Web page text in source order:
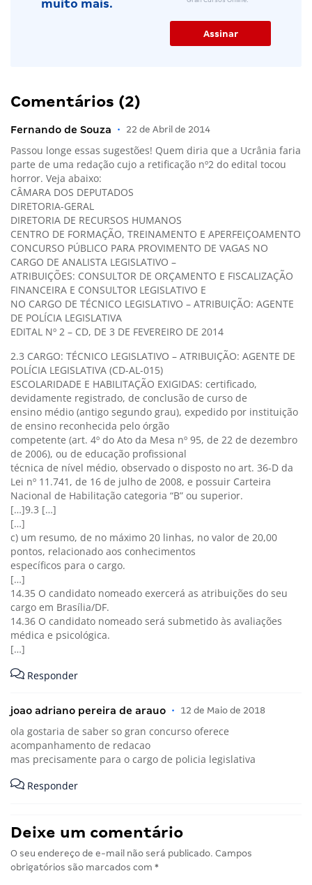
muito mais.
Comentários (2)
Fernando de Souza • 22 de Abril de 2014
Passou longe essas sugestões! Quem diria que a Ucrânia faria
parte de uma redação cujo a retificação nº2 do edital tocou
horror. Veja abaixo:
CÂMARA DOS DEPUTADOS
DIRETORIA-GERAL
DIRETORIA DE RECURSOS HUMANOS
CENTRO DE FORMAÇÃO, TREINAMENTO E APERFEIÇOAMENTO
CONCURSO PÚBLICO PARA PROVIMENTO DE VAGAS NO
CARGO DE ANALISTA LEGISLATIVO –
ATRIBUIÇÕES: CONSULTOR DE ORÇAMENTO E FISCALIZAÇÃO
FINANCEIRA E CONSULTOR LEGISLATIVO E
NO CARGO DE TÉCNICO LEGISLATIVO – ATRIBUIÇÃO: AGENTE
DE POLÍCIA LEGISLATIVA
EDITAL Nº 2 – CD, DE 3 DE FEVEREIRO DE 2014
2.3 CARGO: TÉCNICO LEGISLATIVO – ATRIBUIÇÃO: AGENTE DE
POLÍCIA LEGISLATIVA (CD-AL-015)
ESCOLARIDADE E HABILITAÇÃO EXIGIDAS: certificado,
devidamente registrado, de conclusão de curso de
ensino médio (antigo segundo grau), expedido por instituição
de ensino reconhecida pelo órgão
competente (art. 4º do Ato da Mesa nº 95, de 22 de dezembro
de 2006), ou de educação profissional
técnica de nível médio, observado o disposto no art. 36-D da
Lei nº 11.741, de 16 de julho de 2008, e possuir Carteira
Nacional de Habilitação categoria “B” ou superior.
[…]9.3 […]
[…]
c) um resumo, de no máximo 20 linhas, no valor de 20,00
pontos, relacionado aos conhecimentos
específicos para o cargo.
[…]
14.35 O candidato nomeado exercerá as atribuições do seu
cargo em Brasília/DF.
14.36 O candidato nomeado será submetido às avaliações
médica e psicológica.
[…]
Responder
joao adriano pereira de arauo • 12 de Maio de 2018
ola gostaria de saber so gran concurso oferece
acompanhamento de redacao
mas precisamente para o cargo de policia legislativa
Responder
Deixe um comentário
O seu endereço de e-mail não será publicado. Campos
obrigatórios são marcados com *